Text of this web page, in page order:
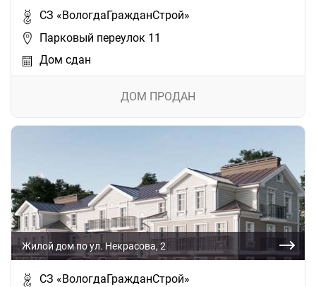
СЗ «ВологдаГражданСтрой»
Парковый переулок 11
Дом сдан
ДОМ ПРОДАН
Жилой дом по ул. Некрасова, 2
СЗ «ВологдаГражданСтрой»